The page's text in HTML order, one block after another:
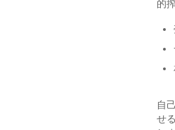
的
自
せ